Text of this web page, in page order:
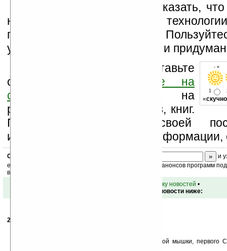
В заключение следует сказать,
нас есть свои электронные
постоянно используем.
удовольствие, для этого они и
- «
1
«скучно
Оцените новость и оставьте
свой комментарий
ниже на
странице
на
рассылку новостей, файлов, книг.
Поддержите Ладошки своей
изучением коммерческой
Скоро
и
ежедневный или еженедельный дайджест новостей, анонсов программ
ваш почтовый ящик.
вернуться к списку новостей •
Обсуждение этой новости ниже:
28.10.2008
Было интересно узнать некоторые даты — первой мышки, первого